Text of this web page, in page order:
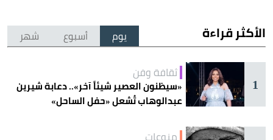
الأكثر قراءة يوم أسبوع شهر
1
ثقافة وفن
«سيظنون العصير شيئاً آخر».. دعابة شيرين
عبدالوهاب تُشعل «حفل الساحل»